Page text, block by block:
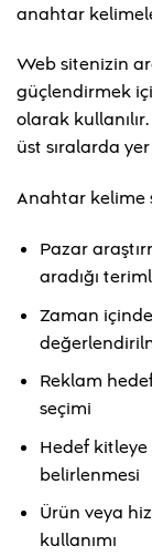
anahtar
Web sitenizin
güçlendirmek
olarak
üst sıralarda
Anahtar kelime
Pazar
aradığı
Zaman
Reklam
seçimi
Hedef
belirlenmesi
Ürün veya
kullanımı